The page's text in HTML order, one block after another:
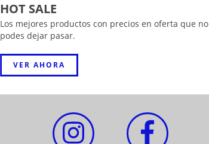
HOT SALE
Los mejores productos con precios en oferta que no
podes dejar pasar.
VER AHORA